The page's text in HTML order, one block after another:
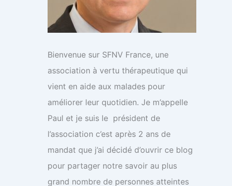
Bienvenue sur SFNV France, une
association à vertu thérapeutique qui
vient en aide aux malades pour
améliorer leur quotidien. Je m’appelle
Paul et je suis le président de
l’association c’est après 2 ans de
mandat que j’ai décidé d’ouvrir ce blog
pour partager notre savoir au plus
grand nombre de personnes atteintes